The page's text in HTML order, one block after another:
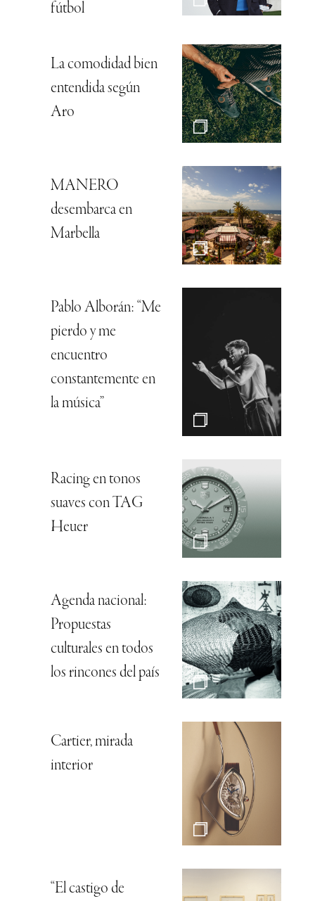
fútbol
La comodidad bien
entendida según
Aro
MANERO
desembarca en
Marbella
Pablo Alborán: “Me
pierdo y me
encuentro
constantemente en
la música”
Racing en tonos
suaves con TAG
Heuer
Agenda nacional:
Propuestas
culturales en todos
los rincones del país
Cartier, mirada
interior
“El castigo de